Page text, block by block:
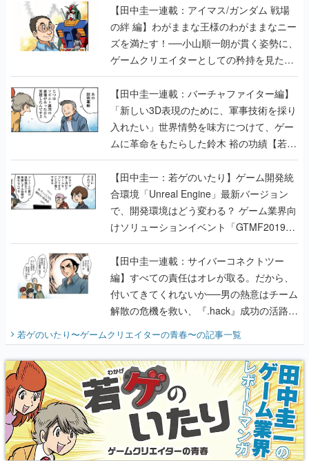
【田中圭一連載：アイマス/ガンダム 戦場
の絆 編】わがままな王様のわがままなニー
ズを満たす！──小山順一朗が貫く姿勢に、
ゲームクリエイターとしての矜持を見た
【若ゲのいたり最終回】
【田中圭一連載：バーチャファイター編】
「新しい3D表現のために、軍事技術を採り
入れたい」世界情勢を味方につけて、ゲー
ムに革命をもたらした鈴木 裕の功績【若ゲ
のいたり】
【田中圭一：若ゲのいたり】ゲーム開発統
合環境「Unreal Engine」最新バージョン
で、開発環境はどう変わる？ ゲーム業界向
けソリューションイベント「GTMF2019」
に行って、より理解を深めよう【PR】
【田中圭一連載：サイバーコネクトツー
編】すべての責任はオレが取る。だから、
付いてきてくれないか──男の熱意はチーム
解散の危機を救い、『.hack』成功の活路を
『少年ジャンプ』色だった【若ゲのいた
り】
若ゲのいたり〜ゲームクリエイターの青春〜の記事一覧